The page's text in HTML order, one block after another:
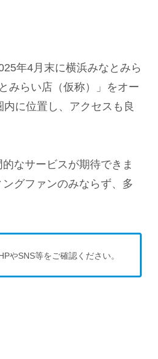
年4月末に横浜みなとみら
みらい店（仮称）」をオー
に位置し、アクセスも良
なサービスが期待できま
グファンのみならず、多
やSNS等をご確認ください。